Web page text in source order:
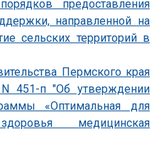
предоставления
направленной на
сельских территорий в
Пермского края
451-п "Об утверждении
«Оптимальная для
медицинская